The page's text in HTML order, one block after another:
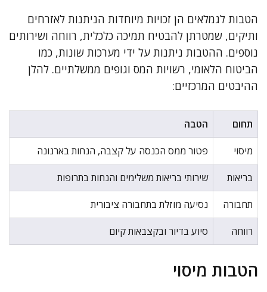
הטבות לגמלאים הן זכויות מיוחדות הניתנות לאזרחים
ותיקים, שמטרתן להבטיח תמיכה כלכלית, רווחה ושירותים
נוספים. ההטבות ניתנות על ידי מערכות שונות, כמו
הביטוח הלאומי, רשויות המס וגופים ממשלתיים. להלן
ההיבטים המרכזיים:
תחום הטבה
מיסוי פטור ממס הכנסה על קצבה, הנחות בארנונה
בריאות שירותי בריאות משלימים והנחות בתרופות
תחבורה נסיעה מוזלת בתחבורה ציבורית
רווחה סיוע בדיור ובקצבאות קיום
הטבות מיסוי